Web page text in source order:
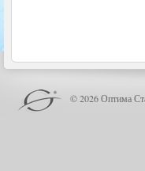
© 2026 Оптима